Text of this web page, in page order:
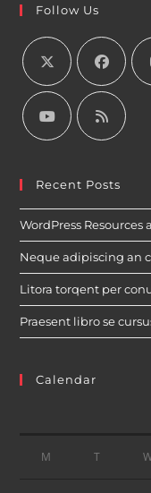
Follow Us
Recent Posts
WordPress Resources
Neque adipiscing an
Litora torqent per
Praesent libro se
Calendar
M T